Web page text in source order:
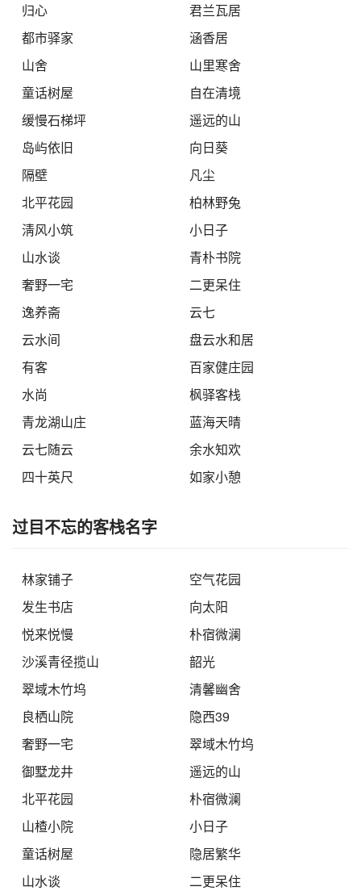
归心
君兰瓦居
都市驿家
涵香居
山舍
山里寒舍
童话树屋
自在清境
缓慢石梯坪
遥远的山
岛屿依旧
向日葵
隔壁
凡尘
北平花园
柏林野兔
淸风小筑
小日子
山水谈
青朴书院
奢野一宅
二更呆住
逸养斋
云七
云水间
盘云水和居
有客
百家健庄园
水尚
枫驿客栈
青龙湖山庄
蓝海天晴
云七随云
余水知欢
四十英尺
如家小憩
过目不忘的客栈名字
林家铺子
空气花园
发生书店
向太阳
悦来悦慢
朴宿微澜
沙溪青径揽山
韶光
翠域木竹坞
清馨幽舍
良栖山院
隐西39
奢野一宅
翠域木竹坞
御墅龙井
遥远的山
北平花园
朴宿微澜
山楂小院
小日子
童话树屋
隐居繁华
山水谈
二更呆住